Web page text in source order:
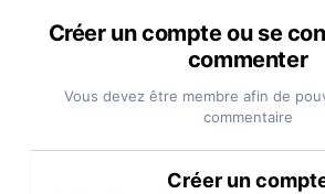
Créer un compte ou se
commenter
Vous devez être membre afin de
commentaire
Créer un